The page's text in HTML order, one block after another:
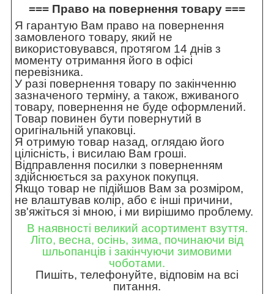
=== Право на повернення товару ===
Я гарантую Вам право на повернення
замовленого товару, який не
використовувався, протягом 14 днів з
моменту отримання його в офісі
перевізника.
У разі повернення товару по закінченню
зазначеного терміну, а також, вживаного
товару, повернення не буде оформлений.
Товар повинен бути повернутий в
оригінальній упаковці.
Я отримую товар назад, оглядаю його
цілісність, і висилаю Вам гроші.
Відправлення посилки з поверненням
здійснюється за рахунок покупця.
Якщо товар не підійшов Вам за розміром,
не влаштував колір, або є інші причини,
зв'яжіться зі мною, і ми вирішимо проблему.
В наявності великий асортимент взуття.
Літо, весна, осінь, зима, починаючи від
шльопанців і закінчуючи зимовими
чоботами.
Пишіть, телефонуйте, відповім на всі
питання.